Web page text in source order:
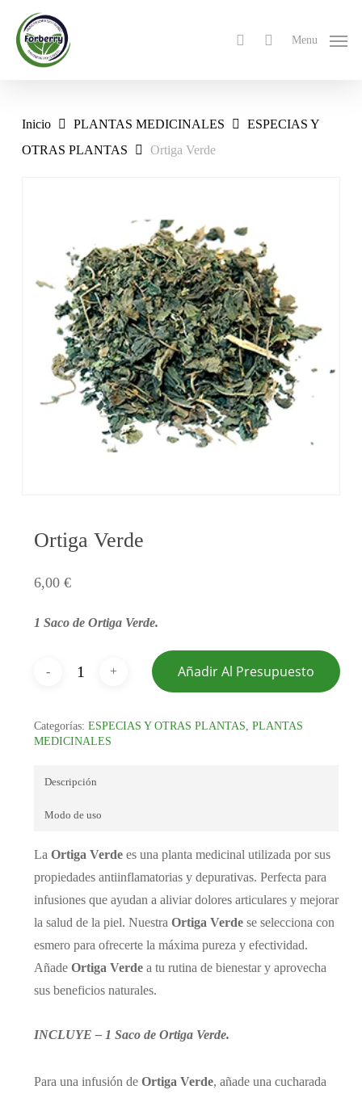
main
search Menu
Inicio PLANTAS MEDICINALES
ESPECIAS Y
OTRAS PLANTAS
Ortiga Verde
Ortiga Verde
6,00 €
1 Saco de Ortiga Verde.
Añadir Al Presupuesto
Categorías: ESPECIAS Y OTRAS PLANTAS, PLANTAS
MEDICINALES
Descripción
Modo de uso
La Ortiga Verdees una planta medicinal utilizada por sus
propiedades antiinflamatorias y depurativas. Perfecta para
infusiones que ayudan a aliviar dolores articulares y mejorar
la salud de la piel. Nuestra Ortiga Verdese selecciona con
esmero para ofrecerte la máxima pureza y efectividad.
Añade Ortiga Verdea tu rutina de bienestar y aprovecha
sus beneficios naturales.
INCLUYE – 1 Saco de Ortiga Verde.
Para una infusión de Ortiga Verde, añade una cucharada